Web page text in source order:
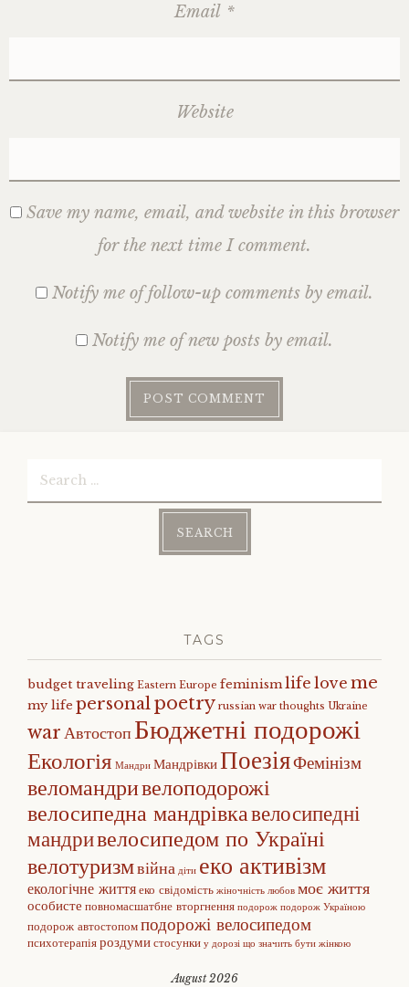
Email *
Website
Save my name, email, and website in this browser
for the next time I comment.
Notify me of follow-up comments by email.
Notify me of new posts by email.
TAGS
budget traveling Eastern Europe feminismlife love me
my life personalpoetry russian war thoughts Ukraine
warАвтостопБюджетні подорожі
Екологія Мандри МандрівкиПоезіяФемінізм
веломандривелоподорожі
велосипедна мандрівкавелосипедні
мандривелосипедом по Україні
велотуризмвійна діти еко активізм
екологічне життяеко свідомість жіночність любов моє життя
особисте повномасшатбне вторгнення подорож подорож Україною
подорож автостопомподорожі велосипедом
психотерапіяроздумистосунки у дорозі що значить бути жінкою
August 2026